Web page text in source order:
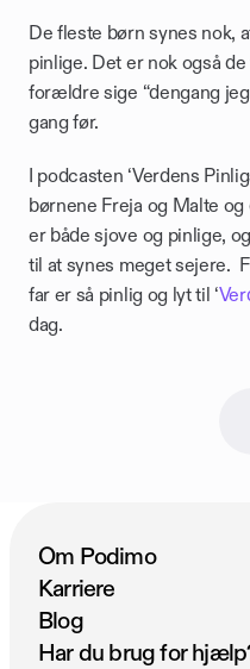
De fleste børn synes nok,
pinlige. Det er nok også
forældre sige “dengang
gang før.
I podcasten ‘Verdens
børnene Freja og Malte
er både sjove og pinlige,
til at synes meget sejere.
far er så pinlig og lyt til ‘
dag.
Om Podimo
Karriere
Blog
Har du brug for